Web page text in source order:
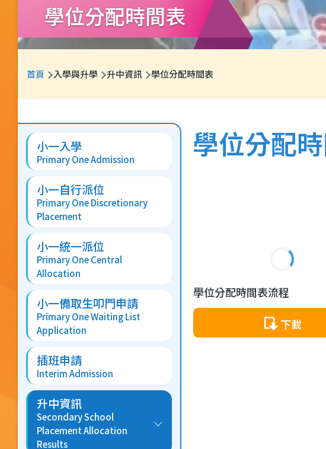
學位分配時間表
航
結
首頁 入學與升學 升中資訊 學位分配時間表
學位分配
學位分配時間表流程
下載
Main
navigation
小一入學
Primary One Admission
小一自行派位
Primary One Discretionary
Placement
小一統一派位
Primary One Central
Allocation
小一備取生叩門申請
Primary One Waiting List
Application
插班申請
Interim Admission
升中資訊
Secondary School
Placement Allocation
Results